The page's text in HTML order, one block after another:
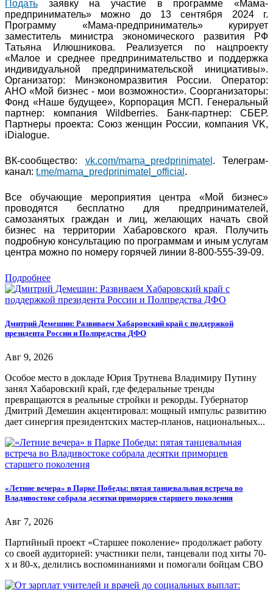
Подать заявку на участие в программе «Мама-
предприниматель» можно до 13 сентября 2024 г.
Программу «Мама-предприниматель» курирует
заместитель министра экономического развития РФ
Татьяна Илюшникова. Реализуется по нацпроекту
«Малое и среднее предпринимательство и поддержка
индивидуальной предпринимательской инициативы».
Организатор: Минэкономразвития России. Оператор:
АНО «Мой бизнес - мои возможности». Соорганизаторы:
Фонд «Наше будущее», Корпорация МСП. Генеральный
партнер: компания Wildberries. Банк-партнер: СБЕР.
Партнеры проекта: Союз женщин России, компания VK,
iDialogue.
ВК-сообщество: vk.com/mama_predprinimatel . Телеграм-
канал: t.me/mama_predprinimatel_official .
Все обучающие мероприятия центра «Мой бизнес»
проводятся бесплатно для предпринимателей,
самозанятых граждан и лиц, желающих начать свой
бизнес на территории Хабаровского края. Получить
подробную консультацию по программам и иным услугам
центра можно по номеру горячей линии 8-800-555-39-09.
Подробнее
Дмитрий Демешин: Развиваем Хабаровский край с поддержкой
президента России и Полпредства ДФО
Авг 9, 2026
Особое место в докладе Юрия Трутнева Владимиру Путину
занял Хабаровский край, где федеральные тренды
превращаются в реальные стройки и рекорды. Губернатор
Дмитрий Демешин акцентировал: мощный импульс развитию
дает синергия президентских мастер-планов, национальных...
«Летние вечера» в Парке Победы: пятая танцевальная встреча во
Владивостоке собрала десятки приморцев старшего поколения
Авг 7, 2026
Партийный проект «Старшее поколение» продолжает работу
со своей аудиторией: участники пели, танцевали под хиты 70-
х и 80-х, делились воспоминаниями и помогали бойцам СВО